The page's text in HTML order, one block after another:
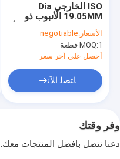
ISO الخارجي Dia
19.05MM الأنبوب ذو
الزعانف لفائف النحاس أو
النحاس والنيكل
الأسعار:negotiable
MOQ:1 قطعة
أحصل على آخر سعر
ﺎﺘﺼﻟ ﺍﻶﻧ
وفر وقتك
دعنا نتصل بأفضل المنتجات معك.